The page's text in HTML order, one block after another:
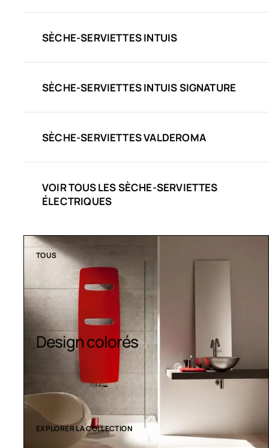
SÈCHE-SERVIETTES INTUIS
SÈCHE-SERVIETTES INTUIS SIGNATURE
SÈCHE-SERVIETTES VALDEROMA
VOIR TOUS LES SÈCHE-SERVIETTES
ÉLECTRIQUES
TOUS
Design colorés
EXPLORER LA COLLECTION